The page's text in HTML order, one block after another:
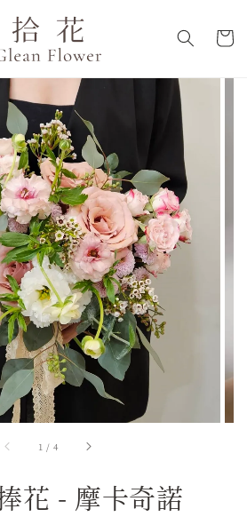
1 / 4
花 - 摩卡奇諾